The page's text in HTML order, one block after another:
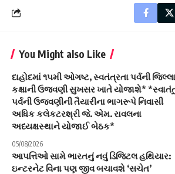
You Might also Like
દાહોદમાં ૧૫મી ઓગષ્ટ, સ્વતંત્રતા પર્વની જિલ્લા
કક્ષાની ઉજવણી સુખસર ખાતે યોજાશે*
પર્વની ઉજવણીની તૈયારીના ભાગરૂપે નિવાસી
અધિક કલેકટરશ્રી જે. એમ. રાવલના
અધ્યક્ષસ્થાને યોજાઈ બેઠક*
05/08/2026
આપત્તિઓ સામે ભારતનું નવું ડિજિટલ હથિયાર:
ઇન્ટરનેટ વિના પણ જીવ બચાવશે ‘સચેત’